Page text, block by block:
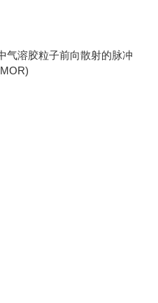
溶胶粒子前向散射的脉冲